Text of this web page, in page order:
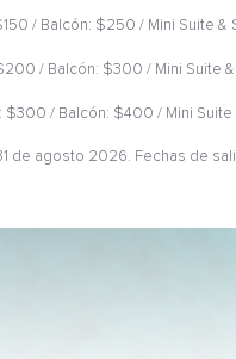
/ Balcón: $250 / Mini Suite &
/ Balcón: $300 / Mini Suite &
$300 / Balcón: $400 / Mini Suite
de agosto 2026. Fechas de